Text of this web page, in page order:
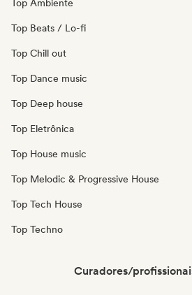
Top Ambiente
Top Beats / Lo-fi
Top Chill out
Top Dance music
Top Deep house
Top Eletrônica
Top House music
Top Melodic & Progressive House
Top Tech House
Top Techno
Curadores/